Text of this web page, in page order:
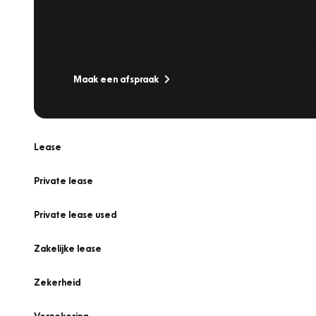
Maak een afspraak
Lease
Private lease
Private lease used
Zakelijke lease
Zekerheid